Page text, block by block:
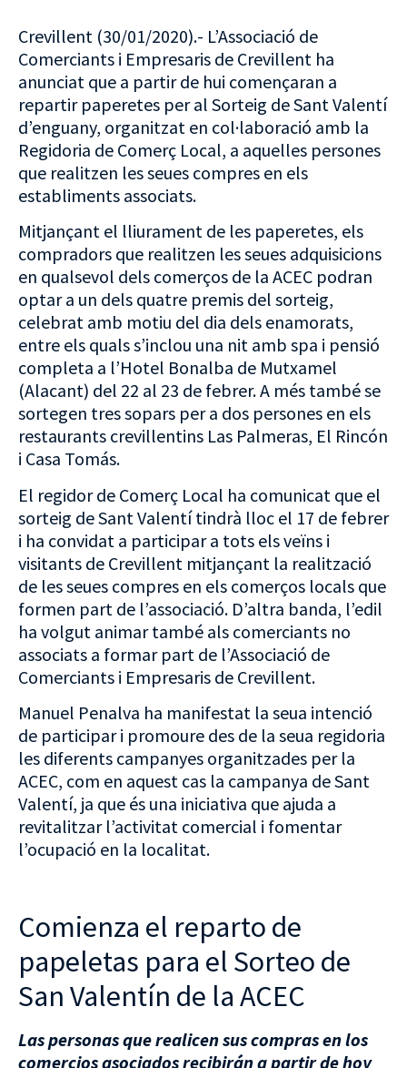
Crevillent (30/01/2020).- L’Associació de
Comerciants i Empresaris de Crevillent ha
anunciat que a partir de hui començaran a
repartir paperetes per al Sorteig de Sant Valentí
d’enguany, organitzat en col·laboració amb la
Regidoria de Comerç Local, a aquelles persones
que realitzen les seues compres en els
establiments associats.
Mitjançant el lliurament de les paperetes, els
compradors que realitzen les seues adquisicions
en qualsevol dels comerços de la ACEC podran
optar a un dels quatre premis del sorteig,
celebrat amb motiu del dia dels enamorats,
entre els quals s’inclou una nit amb spa i pensió
completa a l’Hotel Bonalba de Mutxamel
(Alacant) del 22 al 23 de febrer. A més també se
sortegen tres sopars per a dos persones en els
restaurants crevillentins Las Palmeras, El Rincón
i Casa Tomás.
El regidor de Comerç Local ha comunicat que el
sorteig de Sant Valentí tindrà lloc el 17 de febrer
i ha convidat a participar a tots els veïns i
visitants de Crevillent mitjançant la realització
de les seues compres en els comerços locals que
formen part de l’associació. D’altra banda, l’edil
ha volgut animar també als comerciants no
associats a formar part de l’Associació de
Comerciants i Empresaris de Crevillent.
Manuel Penalva ha manifestat la seua intenció
de participar i promoure des de la seua regidoria
les diferents campanyes organitzades per la
ACEC, com en aquest cas la campanya de Sant
Valentí, ja que és una iniciativa que ajuda a
revitalitzar l’activitat comercial i fomentar
l’ocupació en la localitat.
Comienza el reparto de
papeletas para el Sorteo de
San Valentín de la ACEC
Las personas que realicen sus compras en los
comercios asociados recibirán a partir de hoy